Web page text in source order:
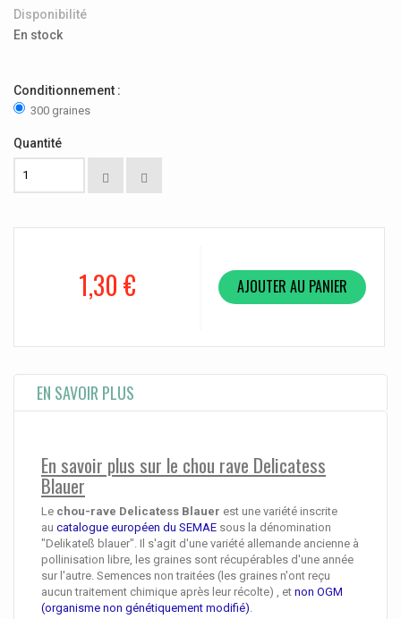
Disponibilité
En stock
Conditionnement :
300 graines
Quantité
1,30 € AJOUTER AU PANIER
EN SAVOIR PLUS
En savoir plus sur le chou rave Delicatess
Blauer
Le chou-rave Delicatess Blauer est une variété inscrite
au catalogue européen du SEMAE sous la dénomination
"Delikateß blauer". Il s'agit d'une variété allemande ancienne à
pollinisation libre, les graines sont récupérables d'une année
sur l'autre. Semences non traitées (les graines n'ont reçu
aucun traitement chimique après leur récolte) , et non OGM
(organisme non génétiquement modifié)